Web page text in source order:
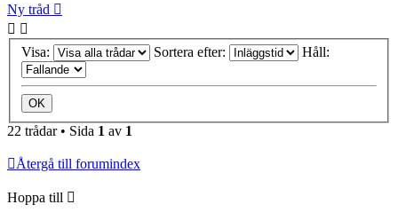
Ny tråd
Visa: Sortera efter: Håll:
22 trådar • Sida 1 av 1
Återgå till forumindex
Hoppa till